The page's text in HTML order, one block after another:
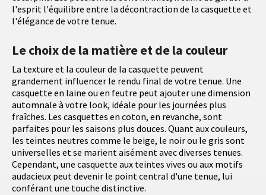
l'esprit l'équilibre entre la décontraction de la casquette et
l'élégance de votre tenue.
Le choix de la matière et de la couleur
La texture et la couleur de la casquette peuvent
grandement influencer le rendu final de votre tenue. Une
casquette en laine ou en feutre peut ajouter une dimension
automnale à votre look, idéale pour les journées plus
fraîches. Les casquettes en coton, en revanche, sont
parfaites pour les saisons plus douces. Quant aux couleurs,
les teintes neutres comme le beige, le noir ou le gris sont
universelles et se marient aisément avec diverses tenues.
Cependant, une casquette aux teintes vives ou aux motifs
audacieux peut devenir le point central d'une tenue, lui
conférant une touche distinctive.